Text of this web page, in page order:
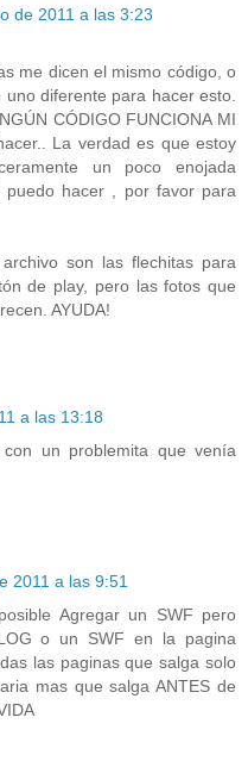
de 2011 a las 3:23
me dicen el mismo código, o
diferente para hacer esto.
CÓDIGO FUNCIONA MI
La verdad es que estoy
un poco enojada
puedo hacer , por favor para
son las flechitas para
de play, pero las fotos que
AYUDA!
a las 13:18
un problemita que venía
2011 a las 9:51
Agregar un SWF pero
o un SWF en la pagina
las paginas que salga solo
mas que salga ANTES de